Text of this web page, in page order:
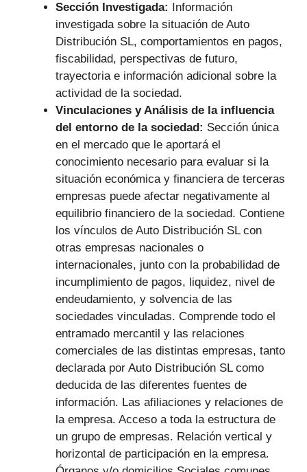
Sección Investigada: Información
investigada sobre la situación de Auto
Distribución SL, comportamientos en pagos,
fiscabilidad, perspectivas de futuro,
trayectoria e información adicional sobre la
actividad de la sociedad.
Vinculaciones y Análisis de la influencia
del entorno de la sociedad: Sección única
en el mercado que le aportará el
conocimiento necesario para evaluar si la
situación económica y financiera de terceras
empresas puede afectar negativamente al
equilibrio financiero de la sociedad. Contiene
los vínculos de Auto Distribución SL con
otras empresas nacionales o
internacionales, junto con la probabilidad de
incumplimiento de pagos, liquidez, nivel de
endeudamiento, y solvencia de las
sociedades vinculadas. Comprende todo el
entramado mercantil y las relaciones
comerciales de las distintas empresas, tanto
declarada por Auto Distribución SL como
deducida de las diferentes fuentes de
información. Las afiliaciones y relaciones de
la empresa. Acceso a toda la estructura de
un grupo de empresas. Relación vertical y
horizontal de participación en la empresa.